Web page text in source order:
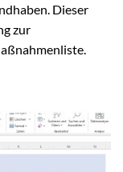
Dieser
zur